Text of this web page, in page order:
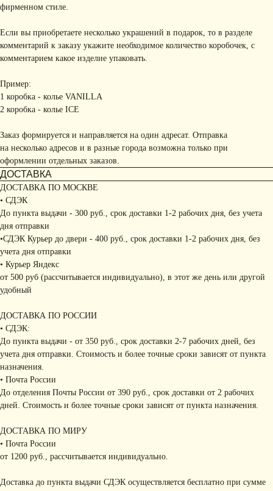
фирменном стиле.
Если вы приобретаете несколько украшений в подарок, то в разделе
комментарий к заказу укажите необходимое количество коробочек, с
комментарием какое изделие упаковать.
Пример:
1 коробка - колье VANILLA
2 коробка - колье ICE
Заказ формируется и направляется на один адресат. Отправка
на несколько адресов и в разные города возможна только при
оформлении отдельных заказов.
ДОСТАВКА
ДОСТАВКА ПО МОСКВЕ
• СДЭК
До пункта выдачи - 300 руб., срок доставки 1-2 рабочих дня, без учета
дня отправки
•СДЭК Курьер до двери - 400 руб., срок доставки 1-2 рабочих дня, без
учета дня отправки
• Курьер Яндекс
от 500 руб (рассчитывается индивидуально), в этот же день или другой
удобный
ДОСТАВКА ПО РОССИИ
• СДЭК:
До пункта выдачи - от 350 руб., срок доставки 2-7 рабочих дней, без
учета дня отправки. Стоимость и более точные сроки зависят от пункта
назначения.
• Почта России
До отделения Почты России от 390 руб., срок доставки от 2 рабочих
дней. Стоимость и более точные сроки зависят от пункта назначения.
ДОСТАВКА ПО МИРУ
• Почта России
от 1200 руб., рассчитывается индивидуально.
Доставка до пункта выдачи СДЭК осуществляется бесплатно при сумме